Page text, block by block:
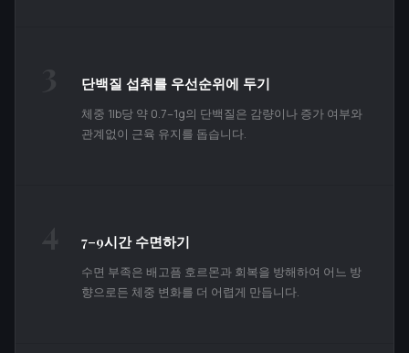
단백질 섭취를 우선순위에 두기
체중 1lb당 약 0.7–1g의 단백질은 감량이나 증가 여부와
관계없이 근육 유지를 돕습니다.
7–9시간 수면하기
수면 부족은 배고픔 호르몬과 회복을 방해하여 어느 방
향으로든 체중 변화를 더 어렵게 만듭니다.